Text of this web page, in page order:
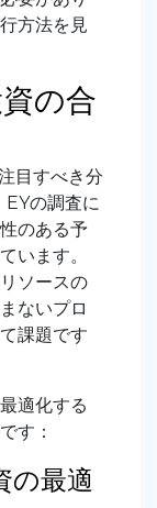
方法を見
の合
目すべき分
EYの調査に
のある予
います。
ソースの
ないプロ
課題です
適化する
す ：
の最適